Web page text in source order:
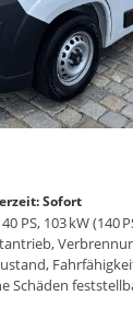
Sofort
PS, 103 kW (140
Schäden